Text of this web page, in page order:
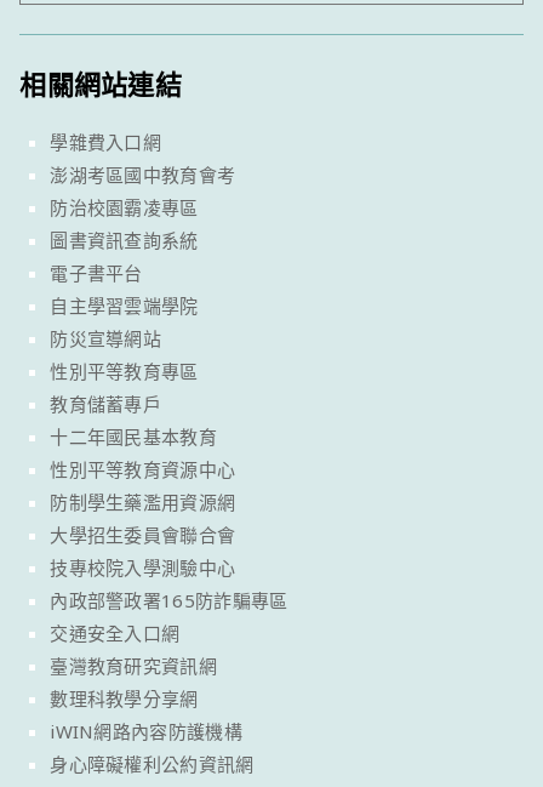
相關網站連結
學雜費入口網
澎湖考區國中教育會考
防治校園霸凌專區
圖書資訊查詢系統
電子書平台
自主學習雲端學院
防災宣導網站
性別平等教育專區
教育儲蓄專戶
十二年國民基本教育
性別平等教育資源中心
防制學生藥濫用資源網
大學招生委員會聯合會
技專校院入學測驗中心
內政部警政署165防詐騙專區
交通安全入口網
臺灣教育研究資訊網
數理科教學分享網
iWIN網路內容防護機構
身心障礙權利公約資訊網